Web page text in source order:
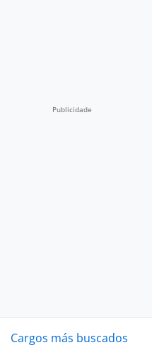
Cargos más buscados